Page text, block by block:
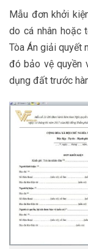
Mẫu đơn khởi
do cá nhân hoặc
Tòa Án giải quyết
đó bảo vệ quyền
dụng đất trước